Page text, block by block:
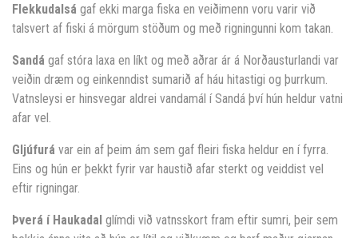
Flekkudalsá gaf ekki marga fiska en veiðimenn voru varir við
talsvert af fiski á mörgum stöðum og með rigningunni kom takan.
Sandá gaf stóra laxa en líkt og með aðrar ár á Norðausturlandi var
veiðin dræm og einkenndist sumarið af háu hitastigi og þurrkum.
Vatnsleysi er hinsvegar aldrei vandamál í Sandá því hún heldur vatni
afar vel.
Gljúfurá var ein af þeim ám sem gaf fleiri fiska heldur en í fyrra.
Eins og hún er þekkt fyrir var haustið afar sterkt og veiddist vel
eftir rigningar.
Þverá í Haukadal glímdi við vatnsskort fram eftir sumri, þeir sem